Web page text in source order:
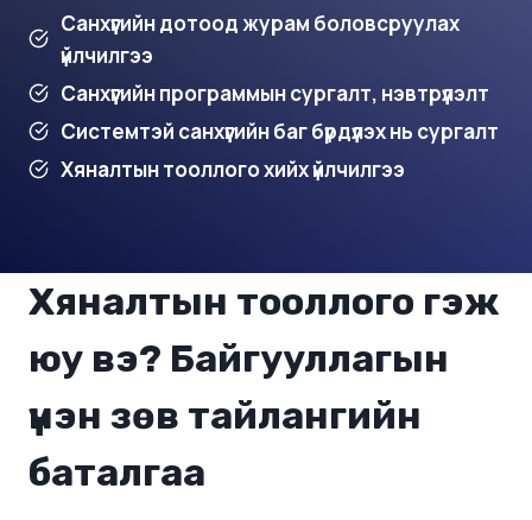
Санхүүгийн дотоод журам боловсруулах
үйлчилгээ
Санхүүгийн программын сургалт, нэвтрүүлэлт
Системтэй санхүүгийн баг бүрдүүлэх нь сургалт
Хяналтын тооллого хийх үйлчилгээ
Хяналтын тооллого гэж
юу вэ? Байгууллагын
үнэн зөв тайлангийн
баталгаа